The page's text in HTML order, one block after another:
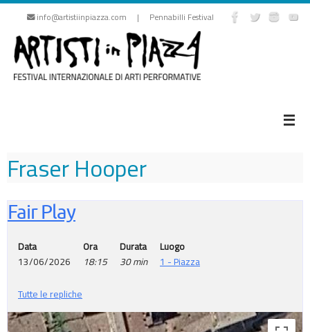
Vai
contenuto
info@artistiinpiazza.com | Pennabilli Festival
Fraser Hooper
Fair Play
Data
13/06/2026
Ora
18:15
Durata
30 min
Luogo
1 - Piazza
Tutte le repliche